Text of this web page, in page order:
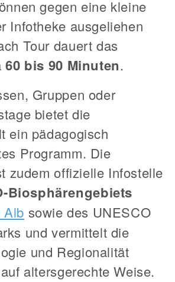
gegen eine kleine
Infotheke ausgeliehen
Tour dauert das
60 bis 90 Minuten.
Gruppen oder
bietet die
ein pädagogisch
Programm. Die
zudem offizielle Infostelle
Biosphärengebiets
Alb sowie des UNESCO
und vermittelt die
und Regionalität
altersgerechte Weise.